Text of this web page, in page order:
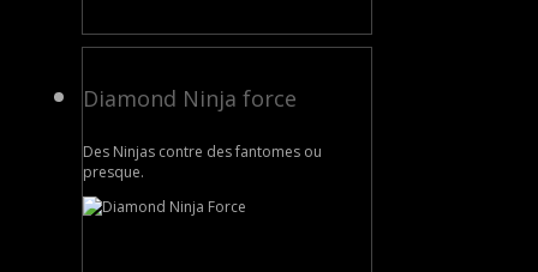
Diamond Ninja force
Des Ninjas contre des fantomes ou
presque.